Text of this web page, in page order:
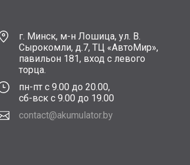
г. Минск, м-н Лошица, ул. В.
Сырокомли, д.7, ТЦ «АвтоМир»,
павильон 181, вход с левого
торца.
пн-пт с 9.00 до 20.00,
сб-вск с 9.00 до 19.00
contact@akumulator.by